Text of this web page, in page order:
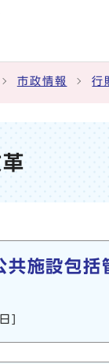
市政情報 行
ー
共施設包括
]